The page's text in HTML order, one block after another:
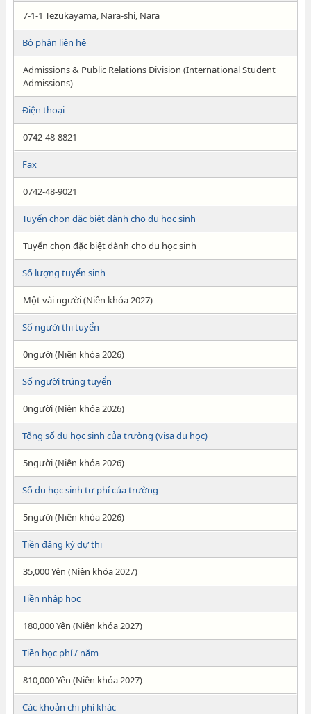
7-1-1 Tezukayama, Nara-shi, Nara
Bộ phận liên hệ
Admissions & Public Relations Division (International Student
Admissions)
Điện thoại
0742-48-8821
Fax
0742-48-9021
Tuyển chọn đặc biệt dành cho du học sinh
Tuyển chọn đặc biệt dành cho du học sinh
Số lượng tuyển sinh
Một vài người (Niên khóa 2027)
Số người thi tuyển
0người (Niên khóa 2026)
Số người trúng tuyển
0người (Niên khóa 2026)
Tổng số du học sinh của trường (visa du học)
5người (Niên khóa 2026)
Số du học sinh tư phí của trường
5người (Niên khóa 2026)
Tiền đăng ký dự thi
35,000 Yên (Niên khóa 2027)
Tiền nhập học
180,000 Yên (Niên khóa 2027)
Tiền học phí / năm
810,000 Yên (Niên khóa 2027)
Các khoản chi phí khác